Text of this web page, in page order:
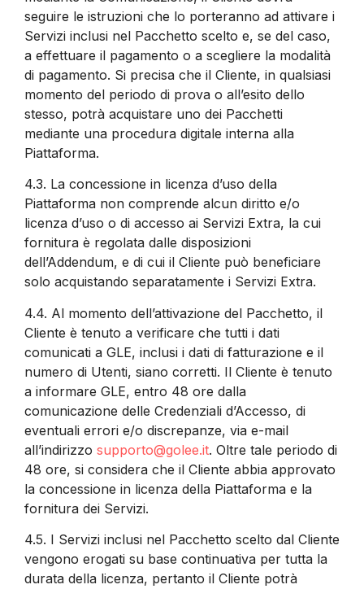
seguire le istruzioni che lo porteranno ad attivare i
Servizi inclusi nel Pacchetto scelto e, se del caso,
a effettuare il pagamento o a scegliere la modalità
di pagamento. Si precisa che il Cliente, in qualsiasi
momento del periodo di prova o all’esito dello
stesso, potrà acquistare uno dei Pacchetti
mediante una procedura digitale interna alla
Piattaforma.
4.3. La concessione in licenza d’uso della
Piattaforma non comprende alcun diritto e/o
licenza d’uso o di accesso ai Servizi Extra, la cui
fornitura è regolata dalle disposizioni
dell’Addendum, e di cui il Cliente può beneficiare
solo acquistando separatamente i Servizi Extra.
4.4. Al momento dell’attivazione del Pacchetto, il
Cliente è tenuto a verificare che tutti i dati
comunicati a GLE, inclusi i dati di fatturazione e il
numero di Utenti, siano corretti. Il Cliente è tenuto
a informare GLE, entro 48 ore dalla
comunicazione delle Credenziali d’Accesso, di
eventuali errori e/o discrepanze, via e-mail
all’indirizzo supporto@golee.it. Oltre tale periodo di
48 ore, si considera che il Cliente abbia approvato
la concessione in licenza della Piattaforma e la
fornitura dei Servizi.
4.5. I Servizi inclusi nel Pacchetto scelto dal Cliente
vengono erogati su base continuativa per tutta la
durata della licenza, pertanto il Cliente potrà